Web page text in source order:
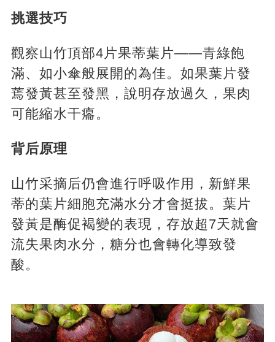
​挑選技巧​
觀察山竹頂部4片果蒂葉片——青綠飽
滿、如小傘般展開的為佳。如果葉片發
蔫發黃甚至發黑，說明存放過久，果肉
可能縮水干癟。
​背后原理
​山竹采摘后仍會進行呼吸作用，新鮮果
蒂的葉片細胞充滿水分才會挺拔。葉片
發黃是酶促褐變的表現，存放超7天就會
流失果肉水分，糖分也會轉化導致發
酸。